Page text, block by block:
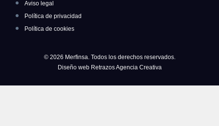
Aviso legal
Política de privacidad
Política de cookies
© 2026 Merfinsa. Todos los derechos reservados.
Diseño web Retrazos Agencia Creativa